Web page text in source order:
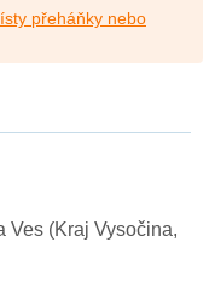
přeháňky nebo
Ves (Kraj Vysočina,